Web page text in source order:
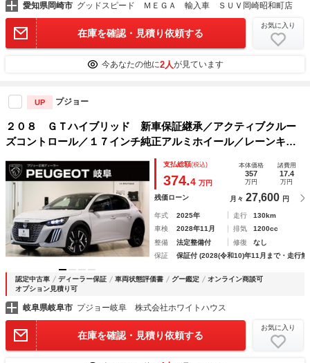
愛知県岡崎市 グッドスピード ＭＥＧＡ 輸入車 ＳＵＶ岡崎昭和町店
在庫を確認・見積り依頼する
お気に入り
今あなたの他に2人が見ています
UP プジョー
２０８ ＧＴハイブリッド 新車保証継承／アクティブクルー
ズコントロール／１７インチ純正アルミホイール／レーンキー
プアシスト／フルＬＥＤヘッドライト／１オーナー／禁煙車
支払総額(税込)
374.4 万円
本体価格
357
万円
諸費用
17.4
万円
残価ローン 月々 27,600 円
年式 2025年 走行
130km
車検
2028年11月 排気
1200cc
整備
法定整備付 修復
なし
保証
保証付 (2028(令和10)年11月まで・走行無
認定中古車 ディーラー保証 車両状態評価書 グー鑑定
オンライン商談可
オプション見積り可
岐阜県岐阜市 プジョー岐阜 株式会社ホワイトハウス
在庫を確認・見積り依頼する
お気に入り